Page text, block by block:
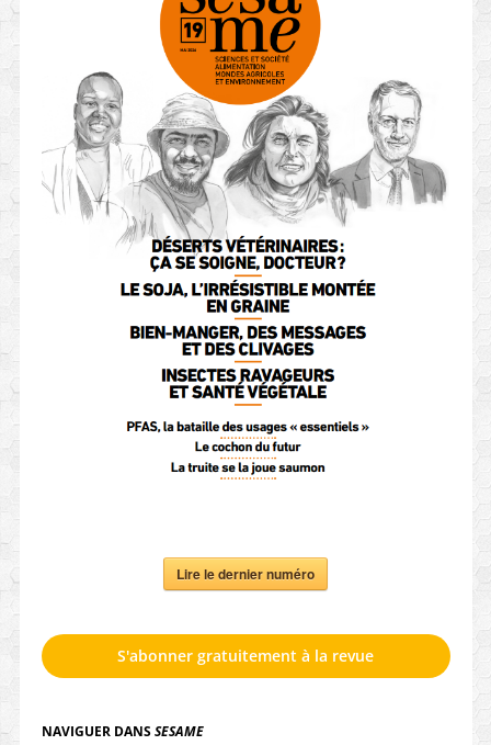
Lire le dernier numéro
S'abonner gratuitement à la revue
NAVIGUER DANSSESAME